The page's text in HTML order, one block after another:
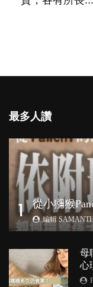
最多人讚
1 編輯
母
心